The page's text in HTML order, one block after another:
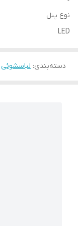
نوع پنل
LED
دسته‌بندی: لباسشوئی